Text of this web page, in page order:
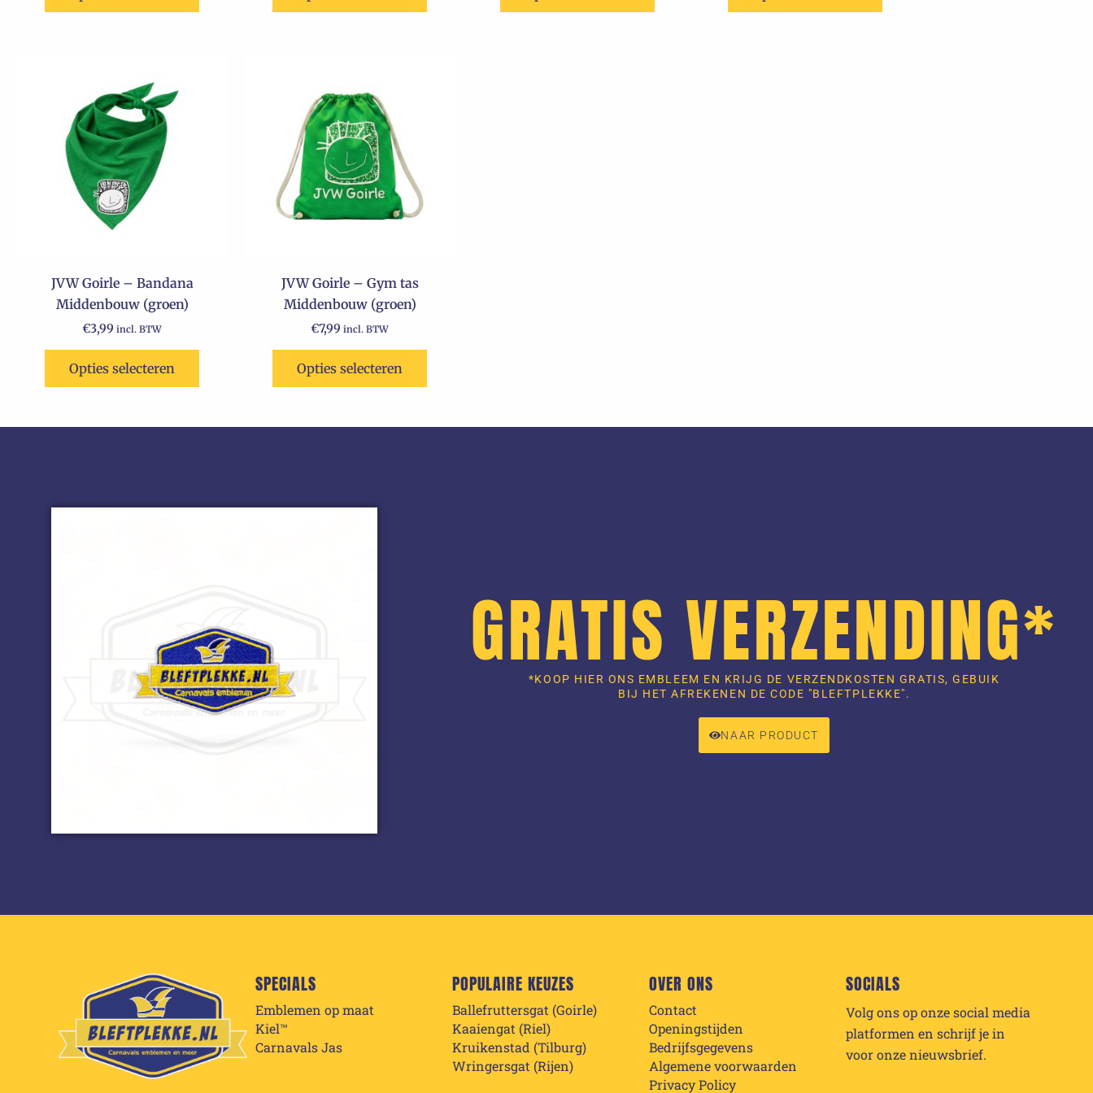
JVW Goirle – Bandana
Middenbouw (groen)
€3,99 incl. BTW
Opties selecteren
JVW Goirle – Gym tas
Middenbouw (groen)
€7,99 incl. BTW
Opties selecteren
GRATIS VERZENDING*
*KOOP HIER ONS EMBLEEM EN KRIJG DE VERZENDKOSTEN GRATIS, GEBUIK
BIJ HET AFREKENEN DE CODE "BLEFTPLEKKE".
NAAR PRODUCT
SPECIALS
Emblemen op maat
Kiel™
Carnavals Jas
POPULAIRE KEUZES
Ballefruttersgat (Goirle)
Kaaiengat (Riel)
Kruikenstad (Tilburg)
Wringersgat (Rijen)
OVER ONS
Contact
Openingstijden
Bedrijfsgegevens
Algemene voorwaarden
Privacy Policy
SOCIALS
Volg ons op onze social media
platformen en schrijf je in
voor onze nieuwsbrief.